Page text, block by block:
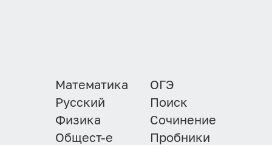
Математика
Русский
Физика
Общест-е
ОГЭ
Поиск
Сочинение
Пробники